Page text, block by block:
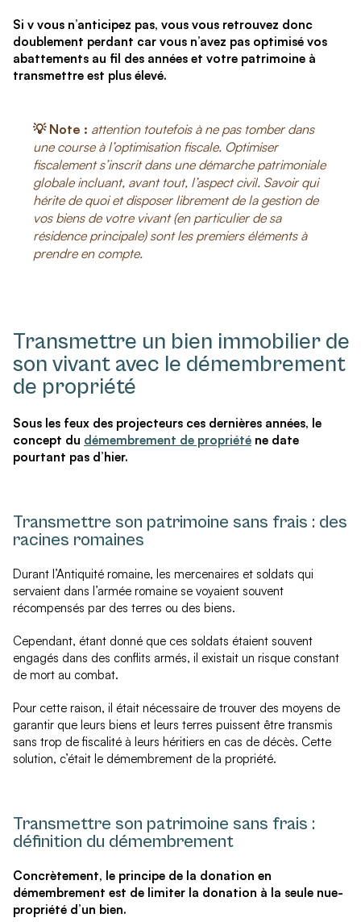
Si v vous n’anticipez pas, vous vous retrouvez donc
doublement perdant car vous n’avez pas optimisé vos
abattements au fil des années et votre patrimoine à
transmettre est plus élevé.
💡 Note : attention toutefois à ne pas tomber dans
une course à l’optimisation fiscale. Optimiser
fiscalement s’inscrit dans une démarche patrimoniale
globale incluant, avant tout, l’aspect civil. Savoir qui
hérite de quoi et disposer librement de la gestion de
vos biens de votre vivant (en particulier de sa
résidence principale) sont les premiers éléments à
prendre en compte.
Transmettre un bien immobilier de
son vivant avec le démembrement
de propriété
Sous les feux des projecteurs ces dernières années, le
concept du démembrement de propriété ne date
pourtant pas d’hier.
Transmettre son patrimoine sans frais : des
racines romaines
Durant l’Antiquité romaine, les mercenaires et soldats qui
servaient dans l’armée romaine se voyaient souvent
récompensés par des terres ou des biens.
Cependant, étant donné que ces soldats étaient souvent
engagés dans des conflits armés, il existait un risque constant
de mort au combat.
Pour cette raison, il était nécessaire de trouver des moyens de
garantir que leurs biens et leurs terres puissent être transmis
sans trop de fiscalité à leurs héritiers en cas de décès. Cette
solution, c’était le démembrement de la propriété.
Transmettre son patrimoine sans frais :
définition du démembrement
Concrètement, le principe de la donation en
démembrement est de limiter la donation à la seule nue-
propriété d’un bien.